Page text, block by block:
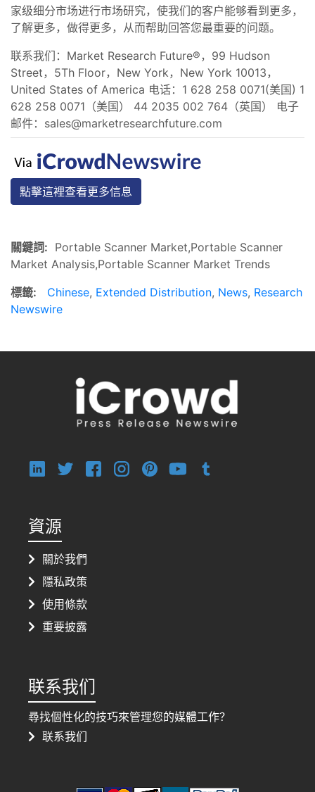
家级细分市场进行市场研究，使我们的客户能够看到更多，
了解更多，做得更多，从而帮助回答您最重要的问题。
联系我们：Market Research Future®，99 Hudson
Street，5Th Floor，New York，New York 10013，
United States of America 电话：1 628 258 0071(美国) 1
628 258 0071（美国） 44 2035 002 764（英国） 电子
邮件： sales@marketresearchfuture.com
點擊這裡查看更多信息
關鍵詞: Portable Scanner Market,Portable Scanner
Market Analysis,Portable Scanner Market Trends
標籤:
Chinese, Extended Distribution, News, Research
Newswire
資源
關於我們
隱私政策
使用條款
重要披露
联系我们
尋找個性化的技巧來管理您的媒體工作？
联系我们